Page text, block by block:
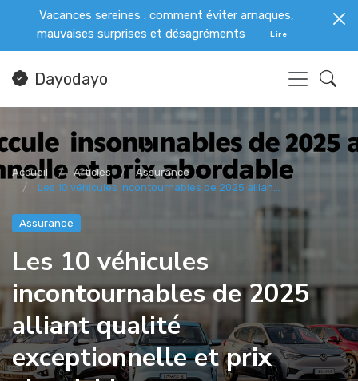
Vacances sereines : comment éviter arnaques,
mauvaises surprises et désagréments
Lire
Dayodayo
Accueil Articles
Assurance
Les 10 véhicules incontournables de 2025 allian...
Assurance
Les 10 véhicules
incontournables de 2025
alliant qualité
exceptionnelle et prix